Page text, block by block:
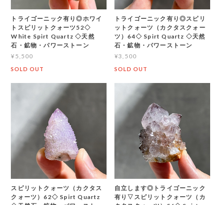
トライゴーニック有り◎ホワイ
トスピリットクォーツ52◇
White Spirt Quartz ◇天然
石・鉱物・パワーストーン
¥5,500
SOLD OUT
トライゴーニック有り◎スピリ
ットクォーツ（カクタスクォー
ツ）64◇ Spirt Quartz ◇天然
石・鉱物・パワーストーン
¥3,500
SOLD OUT
スピリットクォーツ（カクタス
クォーツ）62◇ Spirt Quartz
自立します◎トライゴーニック
有り▽スピリットクォーツ（カ